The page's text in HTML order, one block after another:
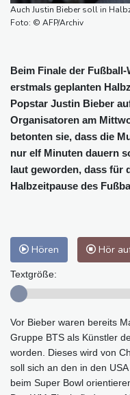
Auch Justin Bieber soll in
Foto: © AFP/Archiv
Beim Finale der
erstmals geplanten
Popstar Justin Bieber
Organisatoren am
betonten sie, dass die
nur elf Minuten dauern
laut geworden, dass für
Halbzeitpause des
Hören Hör
Textgröße:
Vor Bieber waren bereits
Gruppe BTS als Künstler
worden. Dieses wird von
soll sich an den in den
beim Super Bowl